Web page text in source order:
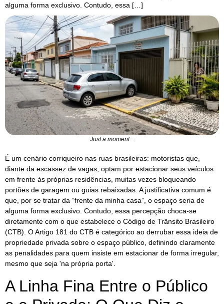
alguma forma exclusivo. Contudo, essa […]
Just a moment...
É um cenário corriqueiro nas ruas brasileiras: motoristas que,
diante da escassez de vagas, optam por estacionar seus veículos
em frente às próprias residências, muitas vezes bloqueando
portões de garagem ou guias rebaixadas. A justificativa comum é
que, por se tratar da “frente da minha casa”, o espaço seria de
alguma forma exclusivo. Contudo, essa percepção choca-se
diretamente com o que estabelece o Código de Trânsito Brasileiro
(CTB). O Artigo 181 do CTB é categórico ao derrubar essa ideia de
propriedade privada sobre o espaço público, definindo claramente
as penalidades para quem insiste em estacionar de forma irregular,
mesmo que seja 'na própria porta'.
A Linha Fina Entre o Público